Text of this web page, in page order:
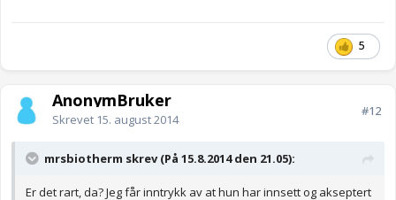
5
AnonymBruker
Skrevet 15. august 2014
#12
mrsbiotherm skrev (På 15.8.2014 den 21.05):
Er det rart, da? Jeg får inntrykk av at hun har innsett og akseptert